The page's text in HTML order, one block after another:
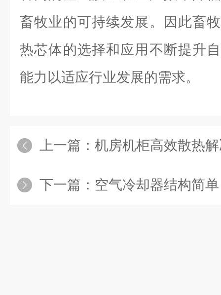
畜牧业的可持续发展。因此畜
热芯体的选择和应用不断提升
能力以适应行业发展的需求。
上一篇： 机房机柜高效散热
下一篇： 空气冷却器结构简